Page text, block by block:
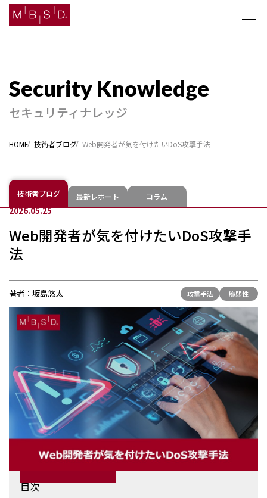
セキュリティナレッジ
ニュース
セキュリティナレッジ
HOME 技術者ブログ Web開発者が気を付けたいDoS攻撃手法
技術者ブログ 最新レポート コラム
2026.05.25
Web開発者が気を付けたいDoS攻撃手
法
著者： 坂島悠太 攻撃手法 脆弱性
目次